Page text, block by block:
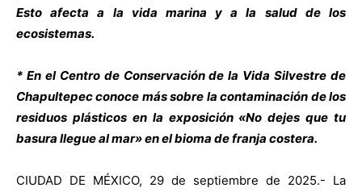
Esto afecta a la vida marina y a la salud de los
ecosistemas.
* En el Centro de Conservación de la Vida Silvestre de
Chapultepec conoce más sobre la contaminación de los
residuos plásticos en la exposición «No dejes que tu
basura llegue al mar» en el bioma de franja costera.
CIUDAD DE MÉXICO, 29 de septiembre de 2025.- La